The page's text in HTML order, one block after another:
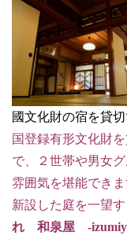
國文化財の宿を貸
国登録有形文化財
で、２世帯や男女
雰囲気を堪能できま
新設した庭を一望
れ 和泉屋 -